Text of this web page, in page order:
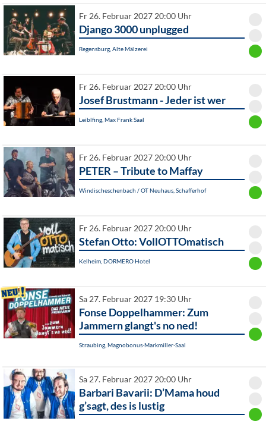
Fr 26. Februar 2027 20:00 Uhr
Django 3000 unplugged
Regensburg, Alte Mälzerei
Fr 26. Februar 2027 20:00 Uhr
Josef Brustmann - Jeder ist wer
Leiblfing, Max Frank Saal
Fr 26. Februar 2027 20:00 Uhr
PETER – Tribute to Maffay
Windischeschenbach / OT Neuhaus, Schafferhof
Fr 26. Februar 2027 20:00 Uhr
Stefan Otto: VollOTTOmatisch
Kelheim, DORMERO Hotel
Sa 27. Februar 2027 19:30 Uhr
Fonse Doppelhammer: Zum
Jammern glangt's no ned!
Straubing, Magnobonus-Markmiller-Saal
Sa 27. Februar 2027 20:00 Uhr
Barbari Bavarii: D’Mama houd
g’sagt, des is lustig